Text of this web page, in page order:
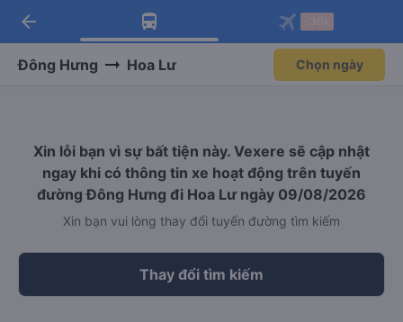
Tải app Vexere ngay!
Nhận ưu đãi thành viên độc
Mở app
Tải app Vexere
-30k/ghế khi đặt vé máy bay qua
Mở app
arrow_back
Đông Hưng Hoa Lư Chọn ngày
Xin lỗi bạn vì sự bất tiện này. Vexere sẽ cập nhật
ngay khi có thông tin xe hoạt động trên tuyến
đường Đông Hưng đi Hoa Lư ngày 09/08/2026
Xin bạn vui lòng thay đổi tuyến đường tìm kiếm
Thay đổi tìm kiếm